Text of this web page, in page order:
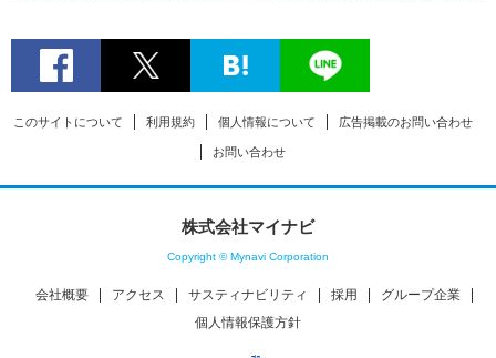
このサイトについて 利用規約 個人情報について 広告掲載のお問い合わせ
お問い合わせ
株式会社マイナビ
Copyright © Mynavi Corporation
会社概要 アクセス サスティナビリティ 採用
グループ企業
個人情報保護方針